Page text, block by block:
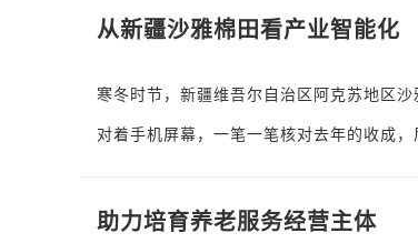
从新疆沙雅棉田看产业智能化
寒冬时节，新疆维吾尔自治区阿克苏地区
对着手机屏幕，一笔一笔核对去年的收成
助力培育养老服务经营主体